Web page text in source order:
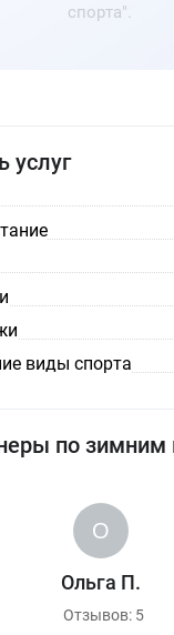
спорта".
услуг
виды спорта
по зимним
Ольга П.
Отзывов: 5